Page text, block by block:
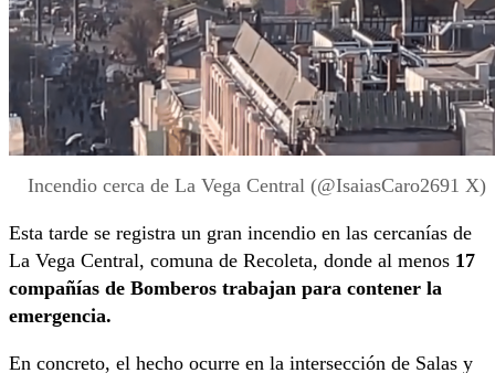
Incendio cerca de La Vega Central (@IsaiasCaro2691 X)
Esta tarde se registra un gran incendio en las cercanías de
La Vega Central, comuna de Recoleta, donde al menos 17
compañías de Bomberos trabajan para contener la
emergencia.
En concreto, el hecho ocurre en la intersección de Salas y